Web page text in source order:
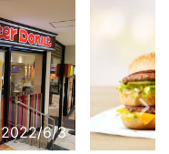
2022/6/3